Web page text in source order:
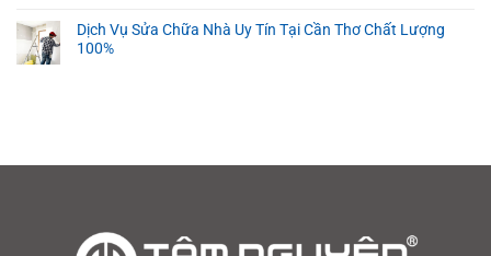
Dịch Vụ Sửa Chữa Nhà Uy Tín Tại Cần Thơ Chất Lượng
100%